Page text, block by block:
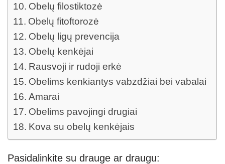
Obelų filostiktozė
Obelų fitoftorozė
Obelų ligų prevencija
Obelų kenkėjai
Rausvoji ir rudoji erkė
Obelims kenkiantys vabzdžiai bei vabalai
Amarai
Obelims pavojingi drugiai
Kova su obelų kenkėjais
Pasidalinkite su drauge ar draugu: